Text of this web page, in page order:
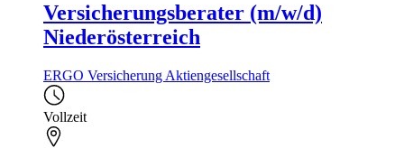
Versicherungsberater (m/w/d)
Niederösterreich
ERGO Versicherung Aktiengesellschaft
Vollzeit